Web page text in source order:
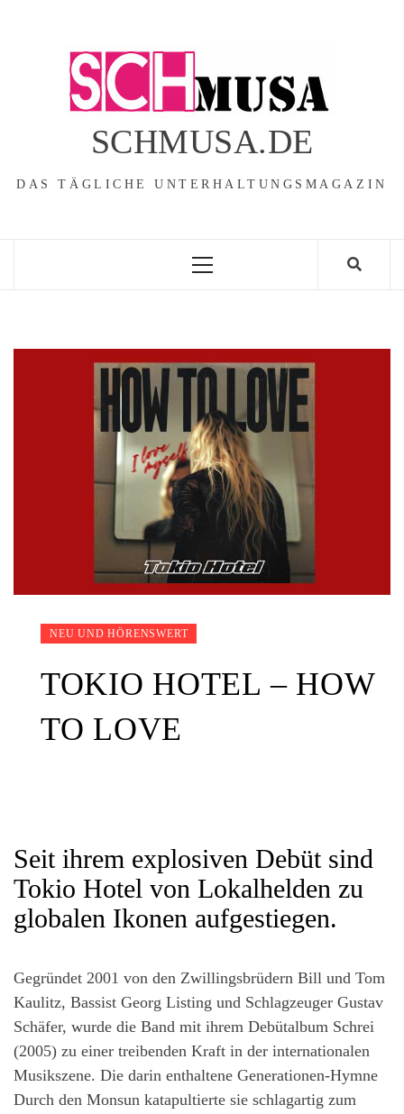
SCHMUSA.DE
DAS TÄGLICHE UNTERHALTUNGSMAGAZIN
Menu
NEU UND HÖRENSWERT
TOKIO HOTEL – HOW
TO LOVE
Seit ihrem explosiven Debüt sind
Tokio Hotel von Lokalhelden zu
globalen Ikonen aufgestiegen.
Gegründet 2001 von den Zwillingsbrüdern Bill und Tom
Kaulitz, Bassist Georg Listing und Schlagzeuger Gustav
Schäfer, wurde die Band mit ihrem Debütalbum Schrei
(2005) zu einer treibenden Kraft in der internationalen
Musikszene. Die darin enthaltene Generationen-Hymne
Durch den Monsun katapultierte sie schlagartig zum